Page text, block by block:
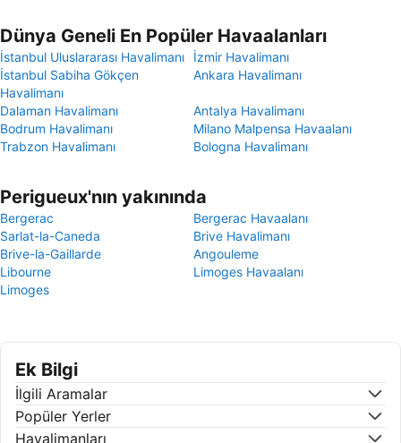
Dünya Geneli En Popüler Havaalanları
İstanbul Uluslararası Havalimanı
İzmir Havalimanı
İstanbul Sabiha Gökçen
Havalimanı
Ankara Havalimanı
Dalaman Havalimanı
Antalya Havalimanı
Bodrum Havalimanı
Milano Malpensa Havaalanı
Trabzon Havalimanı
Bologna Havalimanı
Perigueux'nın yakınında
Bergerac
Bergerac Havaalanı
Sarlat-la-Caneda
Brive Havalimanı
Brive-la-Gaillarde
Angouleme
Libourne
Limoges Havaalanı
Limoges
Ek Bilgi
İlgili Aramalar
Popüler Yerler
Havalimanları